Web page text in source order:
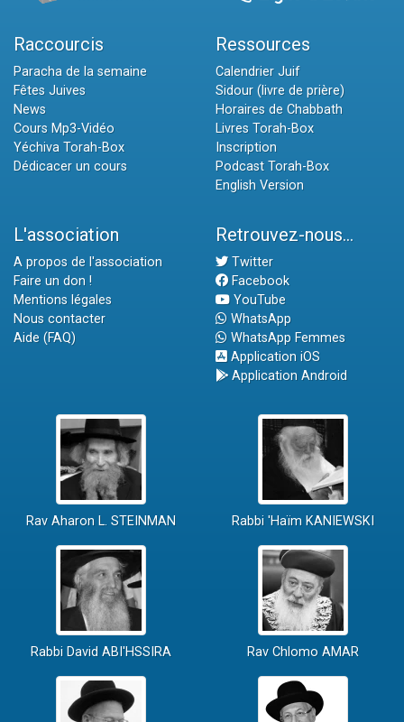
Raccourcis
Paracha de la semaine
Fêtes Juives
News
Cours Mp3-Vidéo
Yéchiva Torah-Box
Dédicacer un cours
Ressources
Calendrier Juif
Sidour (livre de prière)
Horaires de Chabbath
Livres Torah-Box
Inscription
Podcast Torah-Box
English Version
L'association
A propos de l'association
Faire un don !
Mentions légales
Nous contacter
Aide (FAQ)
Retrouvez-nous...
Twitter
Facebook
YouTube
WhatsApp
WhatsApp Femmes
Application iOS
Application Android
Rav Aharon L. STEINMAN Rabbi 'Haïm KANIEWSKI
Rabbi David ABI'HSSIRA Rav Chlomo AMAR